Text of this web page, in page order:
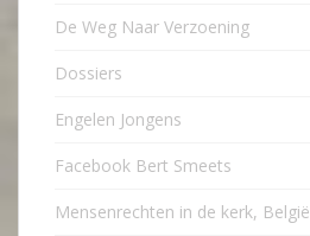
De Weg Naar Verzoening
Dossiers
Engelen Jongens
Facebook Bert Smeets
Mensenrechten in de kerk, België